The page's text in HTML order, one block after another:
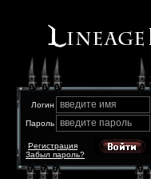
Логин введите имя
Пароль введите пароль
Забыл пароль?
Регистрация